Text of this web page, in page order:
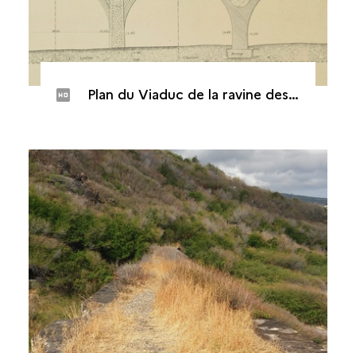
Plan du Viaduc de la ravine des Colimaçons (Saint-Leu)